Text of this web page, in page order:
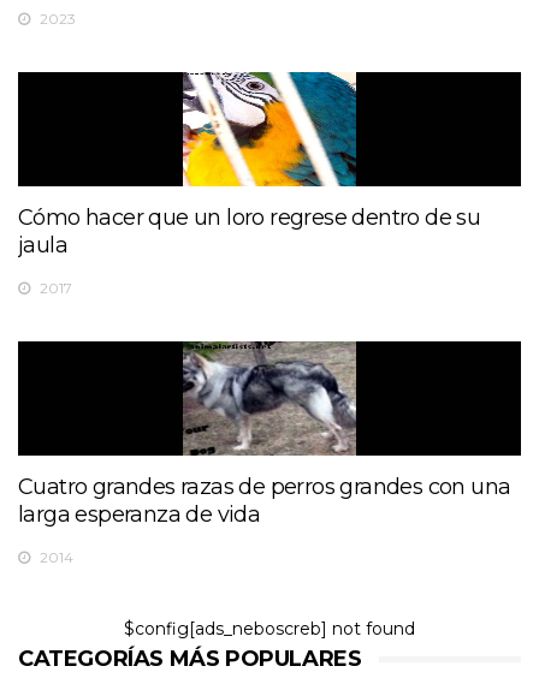
2023
Cómo hacer que un loro regrese dentro de su
jaula
2017
Cuatro grandes razas de perros grandes con una
larga esperanza de vida
2014
$config[ads_neboscreb] not found
CATEGORÍAS MÁS POPULARES